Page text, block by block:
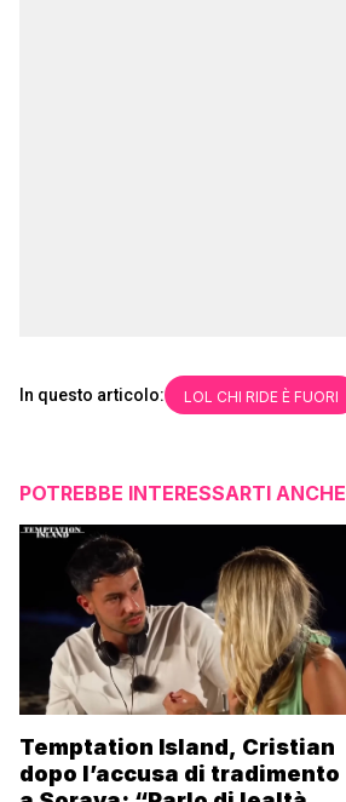
In questo articolo: LOL CHI RIDE È FUORI
POTREBBE INTERESSARTI ANCHE
Temptation Island, Cristian
dopo l’accusa di tradimento